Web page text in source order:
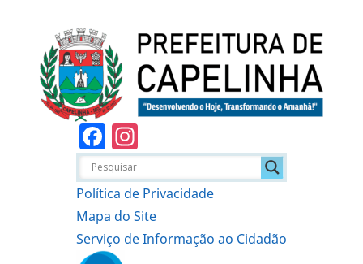
Facebook
Política de Privacidade
Mapa do Site
Serviço de Informação ao Cidadão